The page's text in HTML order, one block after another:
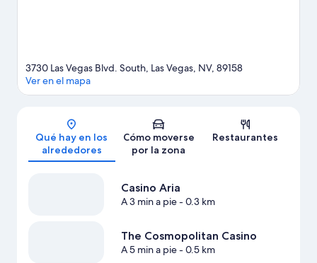
Mapa
3730 Las Vegas Blvd. South, Las Vegas, NV, 89158
Ver en el mapa
Qué hay en los
alrededores
Cómo moverse
por la zona
Restaurantes
Casino Aria
A 3 min a pie- 0.3 km
The Cosmopolitan Casino
A 5 min a pie- 0.5 km